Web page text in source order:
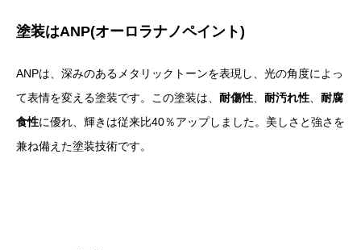
塗装はANP(オーロラナノペイント)
ANPは、深みのあるメタリックトーンを表現し、光の角度によっ
て表情を変える塗装です。この塗装は、 耐傷性、 耐汚れ性、 耐腐
食性に優れ、輝きは従来比40％アップしました。美しさと強さを
兼ね備えた塗装技術です。